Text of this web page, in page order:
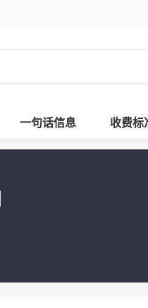
一句话信息 收费标